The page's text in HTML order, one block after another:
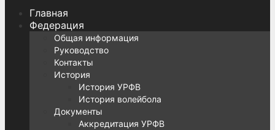
Главная
Федерация
Общая информация
Руководство
Контакты
История
История УРФВ
История волейбола
Документы
Аккредитация УРФВ